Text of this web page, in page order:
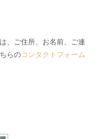
、ご住所、お名前、ご連
らのコンタクトフォーム